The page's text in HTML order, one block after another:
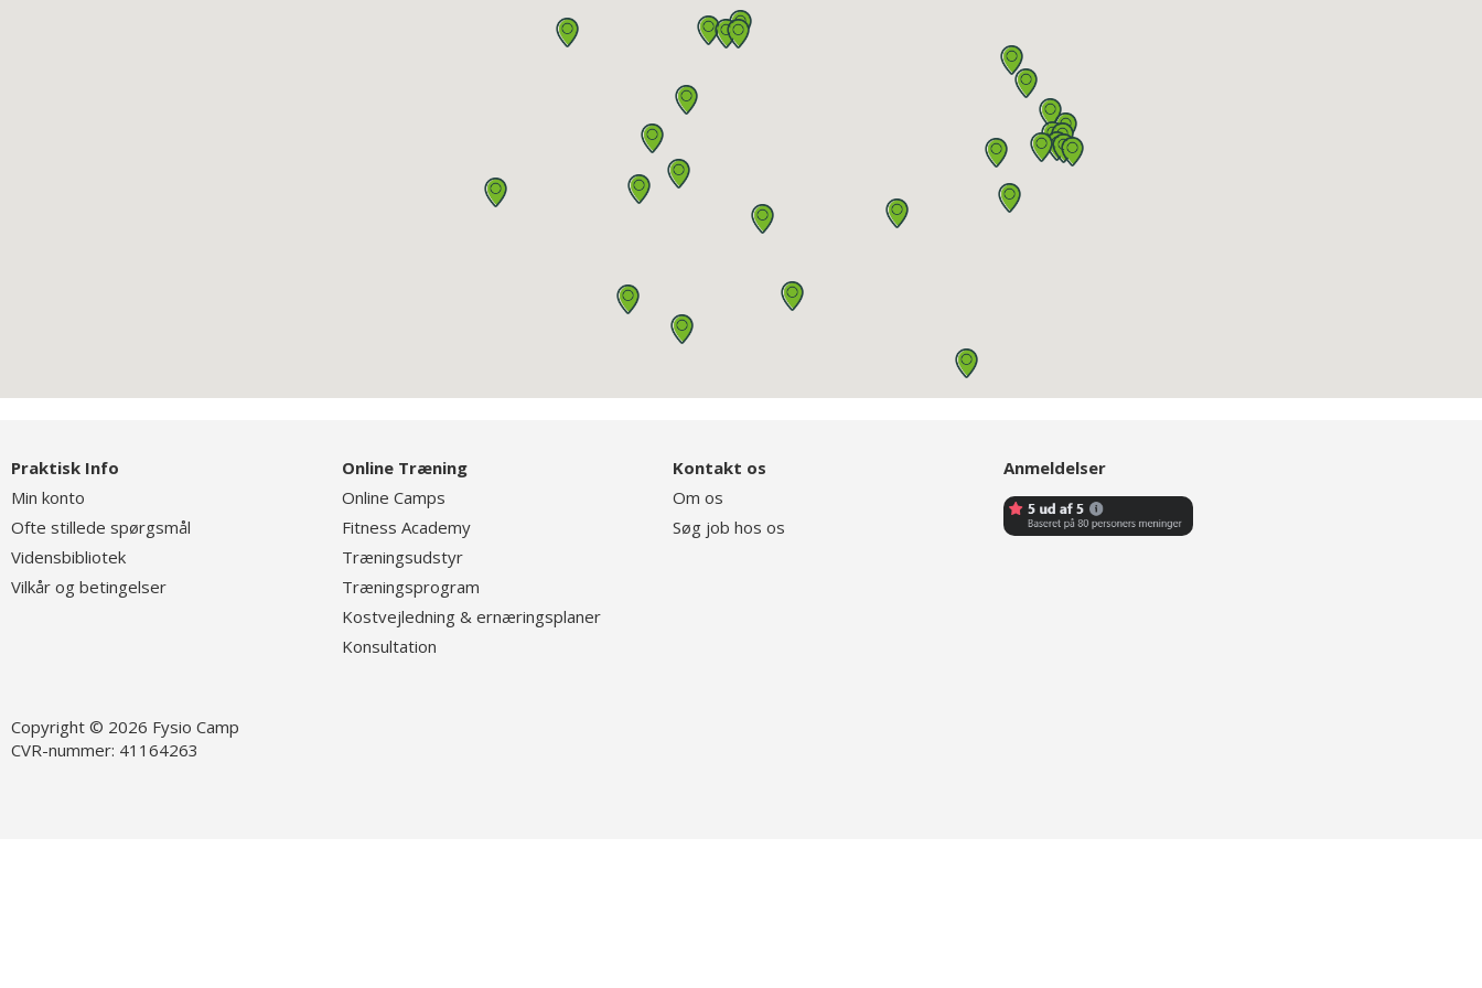
Praktisk Info
Min konto
Ofte stillede spørgsmål
Vidensbibliotek
Vilkår og betingelser
Online Træning
Online Camps
Fitness Academy
Træningsudstyr
Træningsprogram
Kostvejledning & ernæringsplaner
Konsultation
Kontakt os
Om os
Søg job hos os
Anmeldelser
Copyright © 2026 Fysio Camp
CVR-nummer: 41164263